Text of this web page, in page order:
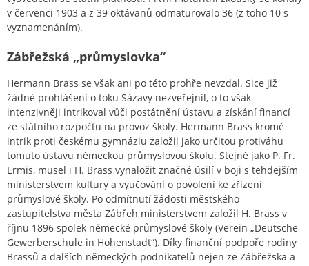
v červenci 1903 a z 39 oktávanů odmaturovalo 36 (z toho 10 s
vyznamenáním).
Zábřežská „průmyslovka“
Hermann Brass se však ani po této prohře nevzdal. Sice již
žádné prohlášení o toku Sázavy nezveřejnil, o to však
intenzivněji intrikoval vůči postátnění ústavu a získání financí
ze státního rozpočtu na provoz školy. Hermann Brass kromě
intrik proti českému gymnáziu založil jako určitou protiváhu
tomuto ústavu německou průmyslovou školu. Stejně jako P. Fr.
Ermis, musel i H. Brass vynaložit značné úsilí v boji s tehdejším
ministerstvem kultury a vyučování o povolení ke zřízení
průmyslové školy. Po odmítnutí žádosti městského
zastupitelstva města Zábřeh ministerstvem založil H. Brass v
říjnu 1896 spolek německé průmyslové školy (Verein „Deutsche
Gewerberschule in Hohenstadt“). Díky finanční podpoře rodiny
Brassů a dalších německých podnikatelů nejen ze Zábřežska a